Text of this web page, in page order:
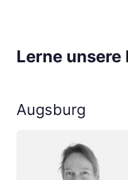
Lerne unsere
Augsburg